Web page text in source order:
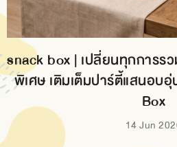
snack box | เปลี่ยนทุกการร
พิเศษ เติมเต็มปาร์ตี้แสนอบ
Box
14 Jun